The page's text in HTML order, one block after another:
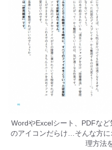
WordやExcelシート、PDFな
のアイコンだらけ…そんな方
理方法